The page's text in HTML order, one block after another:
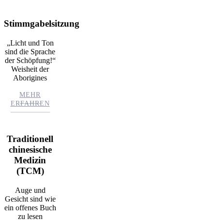
Stimmgabelsitzung
„Licht und Ton
sind die Sprache
der Schöpfung!“
Weisheit der
Aborigines
MEHR
ERFAHREN
Traditionell
chinesische
Medizin
(TCM)
Auge und
Gesicht sind wie
ein offenes Buch
zu lesen